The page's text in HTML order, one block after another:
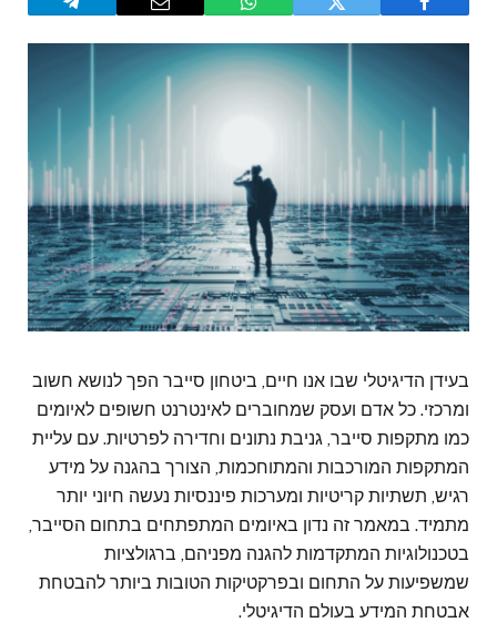
בעידן הדיגיטלי שבו אנו חיים, ביטחון סייבר הפך לנושא חשוב
ומרכזי. כל אדם ועסק שמחוברים לאינטרנט חשופים לאיומים
כמו מתקפות סייבר, גניבת נתונים וחדירה לפרטיות. עם עליית
המתקפות המורכבות והמתוחכמות, הצורך בהגנה על מידע
רגיש, תשתיות קריטיות ומערכות פיננסיות נעשה חיוני יותר
מתמיד. במאמר זה נדון באיומים המתפתחים בתחום הסייבר,
בטכנולוגיות המתקדמות להגנה מפניהם, ברגולציות
שמשפיעות על התחום ובפרקטיקות הטובות ביותר להבטחת
אבטחת המידע בעולם הדיגיטלי.